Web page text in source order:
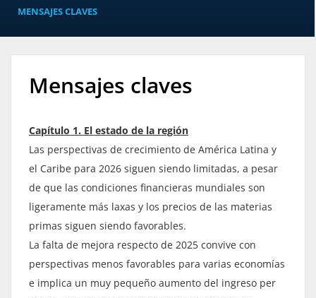
MENSAJES CLAVES
Mensajes claves
Capítulo 1. El estado de la región
Las perspectivas de crecimiento de América Latina y
el Caribe para 2026 siguen siendo limitadas, a pesar
de que las condiciones financieras mundiales son
ligeramente más laxas y los precios de las materias
primas siguen siendo favorables.
La falta de mejora respecto de 2025 convive con
perspectivas menos favorables para varias economías
e implica un muy pequeño aumento del ingreso per